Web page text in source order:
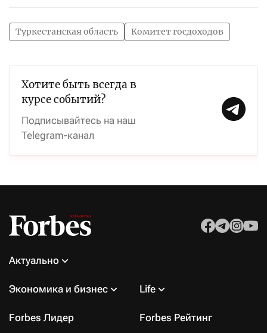
Туркестанская область Комитет госдоходов
Хотите быть всегда в
курсе событий?
Подписывайтесь на наш
Telegram-канал
Актуально
Экономика и бизнес Life
Forbes Лидер Forbes Рейтинг